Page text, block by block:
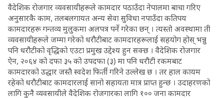
वैदेशिक रोजगार व्यवसायीहरूले कामदार पठाउँदा नेपालमा बाचा गरिए
अनुसारकै काम, तलबलगायत अन्य सेवा सुविधा नपाउँदा कतिपय
कामदारहरू गन्तव्य मुलुकमा अलपत्र पर्ने गरेका छन् । त्यस्तो अवस्थामा ती
व्यवसायीहरूले जम्मा गरेको धरौटीबाट कामदारहरूलाई सहयोग होस् भन्नु
पनि धरौटीको वृद्धिको एउटा प्रमुख उद्देश्य हुन सक्छ । वैदेशिक रोजगार
ऐन, २०६४ को दफा ३५ को उपदफा (३) मा पनि धरौटी रकमबाट
कामदारको उद्धार जस्तै स्वदेश फिर्ती गरिने उल्लेख छ । तर हाल कायम
रहेको धरौटीबाट कामदारलाई सानो सहायता मात्र प्राप्त हुन्छ । उदाहरणको
लागि कुनै व्यवसायीले वैदेशिक रोजगारका लागि १०० जना कामदार